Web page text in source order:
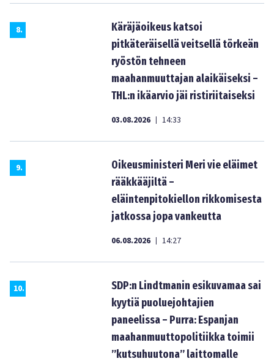
8.
Käräjäoikeus katsoi
pitkäteräisellä veitsellä törkeän
ryöstön tehneen
maahanmuuttajan alaikäiseksi –
THL:n ikäarvio jäi ristiriitaiseksi
03.08.2026 | 14:33
9.
Oikeusministeri Meri vie eläimet
rääkkääjiltä –
eläintenpitokiellon rikkomisesta
jatkossa jopa vankeutta
06.08.2026 | 14:27
10.
SDP:n Lindtmanin esikuvamaa sai
kyytiä puoluejohtajien
paneelissa – Purra: Espanjan
maahanmuuttopolitiikka toimii
”kutsuhuutona” laittomalle